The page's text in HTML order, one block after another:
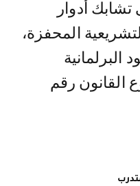
تشابك أدوار
المحفزة،
القانون رقم